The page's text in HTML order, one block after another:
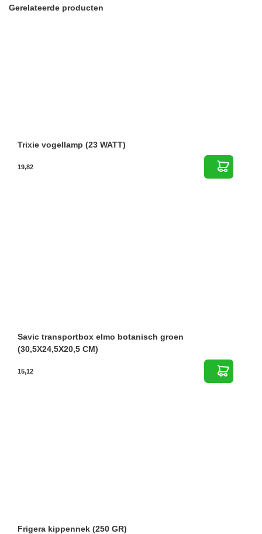
Gerelateerde producten
Trixie vogellamp (23 WATT)
19,82
Savic transportbox elmo botanisch groen
(30,5X24,5X20,5 CM)
15,12
Frigera kippennek (250 GR)